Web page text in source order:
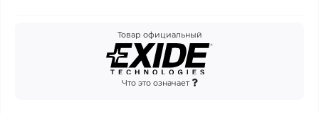
Товар официальный
Что это означает